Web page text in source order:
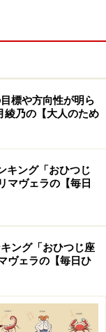
日～12月21
難を逃れられる
21日～6月21
標や方向性が明ら
綾乃の【大人のため
キング「おひつじ
マヴェラの【毎日
ング「おひつじ座
ヴェラの【毎日ひ